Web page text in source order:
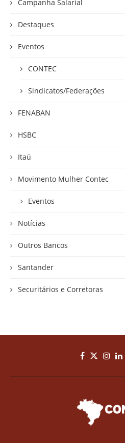
Campanha Salarial
Destaques
Eventos
CONTEC
Sindicatos/Federações
FENABAN
HSBC
Itaú
Movimento Mulher Contec
Eventos
Notícias
Outros Bancos
Santander
Securitários e Corretoras